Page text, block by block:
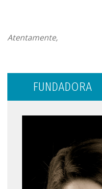
Atentamente,
FUNDADORA